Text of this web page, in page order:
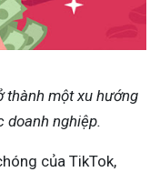
thành một xu hướng
doanh nghiệp.
của TikTok,